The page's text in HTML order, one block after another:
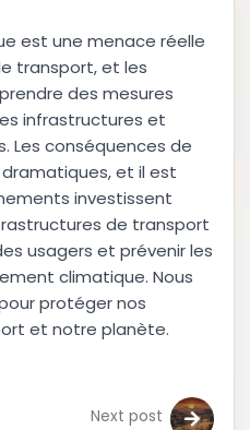
est une menace réelle
transport, et les
des mesures
infrastructures et
Les conséquences de
et il est
investissent
de transport
usagers et prévenir les
climatique. Nous
protéger nos
et notre planète.
Next post